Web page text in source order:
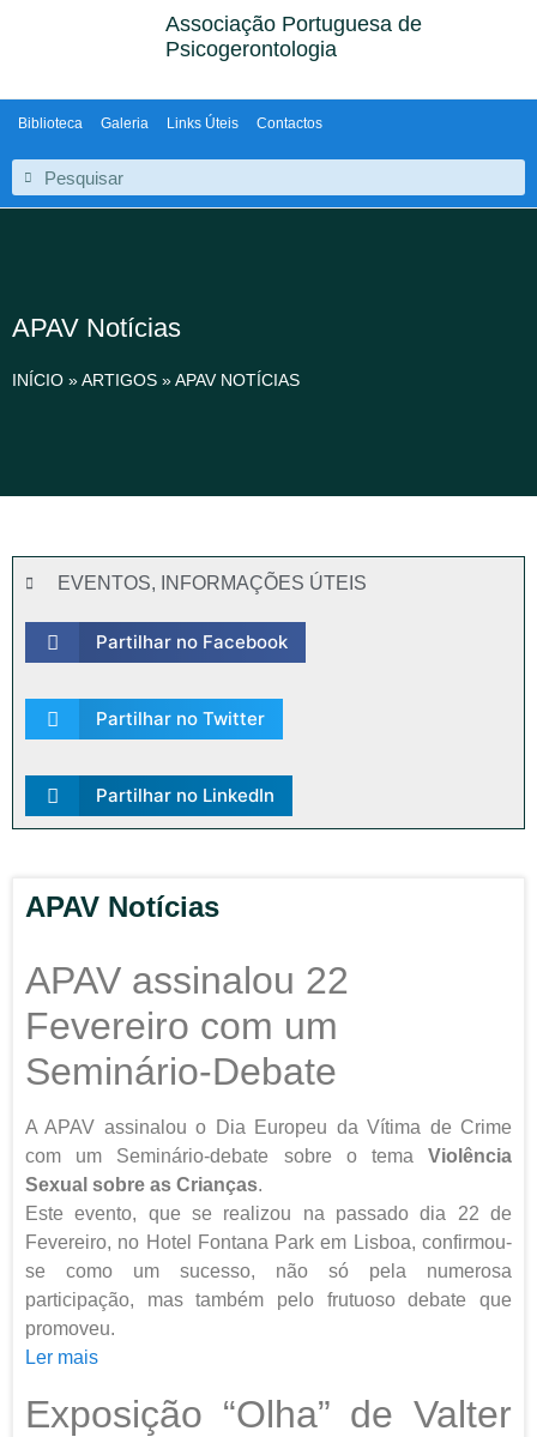
Associação Portuguesa de
Psicogerontologia
Biblioteca Galeria Links Úteis Contactos
APAV Notícias
INÍCIO »ARTIGOS »APAV NOTÍCIAS
EVENTOS, INFORMAÇÕES ÚTEIS
Partilhar no Facebook
Partilhar no Twitter
Partilhar no LinkedIn
APAV Notícias
APAV assinalou 22
Fevereiro com um
Seminário-Debate
A APAV assinalou o Dia Europeu da Vítima de Crime
com um Seminário-debate sobre o tema Violência
Sexual sobre as Crianças.
Este evento, que se realizou na passado dia 22 de
Fevereiro, no Hotel Fontana Park em Lisboa, confirmou-
se como um sucesso, não só pela numerosa
participação, mas também pelo frutuoso debate que
promoveu.
Ler mais
Exposição “Olha” de Valter